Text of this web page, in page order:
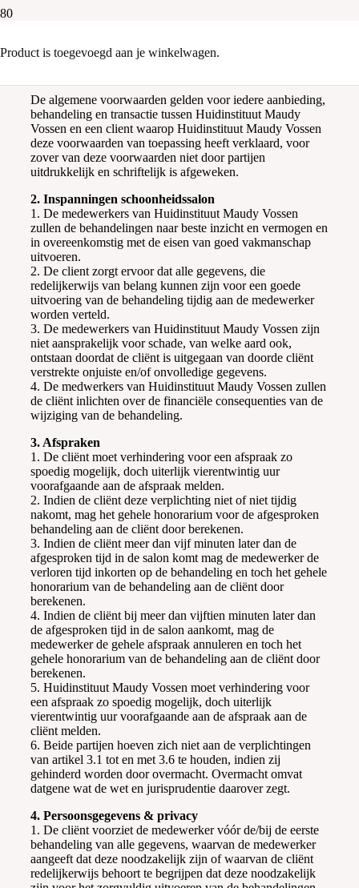
Product is toegevoegd aan je winkelwagen.
De algemene voorwaarden gelden voor iedere aanbieding,
behandeling en transactie tussen Huidinstituut Maudy
Vossen en een client waarop Huidinstituut Maudy Vossen
deze voorwaarden van toepassing heeft verklaard, voor
zover van deze voorwaarden niet door partijen
uitdrukkelijk en schriftelijk is afgeweken.
2. Inspanningen schoonheidssalon
1. De medewerkers van Huidinstituut Maudy Vossen
zullen de behandelingen naar beste inzicht en vermogen en
in overeenkomstig met de eisen van goed vakmanschap
uitvoeren.
2. De client zorgt ervoor dat alle gegevens, die
redelijkerwijs van belang kunnen zijn voor een goede
uitvoering van de behandeling tijdig aan de medewerker
worden verteld.
3. De medewerkers van Huidinstituut Maudy Vossen zijn
niet aansprakelijk voor schade, van welke aard ook,
ontstaan doordat de cliënt is uitgegaan van doorde cliënt
verstrekte onjuiste en/of onvolledige gegevens.
4. De medwerkers van Huidinstituut Maudy Vossen zullen
de cliënt inlichten over de financiële consequenties van de
wijziging van de behandeling.
3. Afspraken
1. De cliënt moet verhindering voor een afspraak zo
spoedig mogelijk, doch uiterlijk vierentwintig uur
voorafgaande aan de afspraak melden.
2. Indien de cliënt deze verplichting niet of niet tijdig
nakomt, mag het gehele honorarium voor de afgesproken
behandeling aan de cliënt door berekenen.
3. Indien de cliënt meer dan vijf minuten later dan de
afgesproken tijd in de salon komt mag de medewerker de
verloren tijd inkorten op de behandeling en toch het gehele
honorarium van de behandeling aan de cliënt door
berekenen.
4. Indien de cliënt bij meer dan vijftien minuten later dan
de afgesproken tijd in de salon aankomt, mag de
medewerker de gehele afspraak annuleren en toch het
gehele honorarium van de behandeling aan de cliënt door
berekenen.
5. Huidinstituut Maudy Vossen moet verhindering voor
een afspraak zo spoedig mogelijk, doch uiterlijk
vierentwintig uur voorafgaande aan de afspraak aan de
cliënt melden.
6. Beide partijen hoeven zich niet aan de verplichtingen
van artikel 3.1 tot en met 3.6 te houden, indien zij
gehinderd worden door overmacht. Overmacht omvat
datgene wat de wet en jurisprudentie daarover zegt.
4. Persoonsgegevens & privacy
1. De cliënt voorziet de medewerker vóór de/bij de eerste
behandeling van alle gegevens, waarvan de medewerker
aangeeft dat deze noodzakelijk zijn of waarvan de cliënt
redelijkerwijs behoort te begrijpen dat deze noodzakelijk